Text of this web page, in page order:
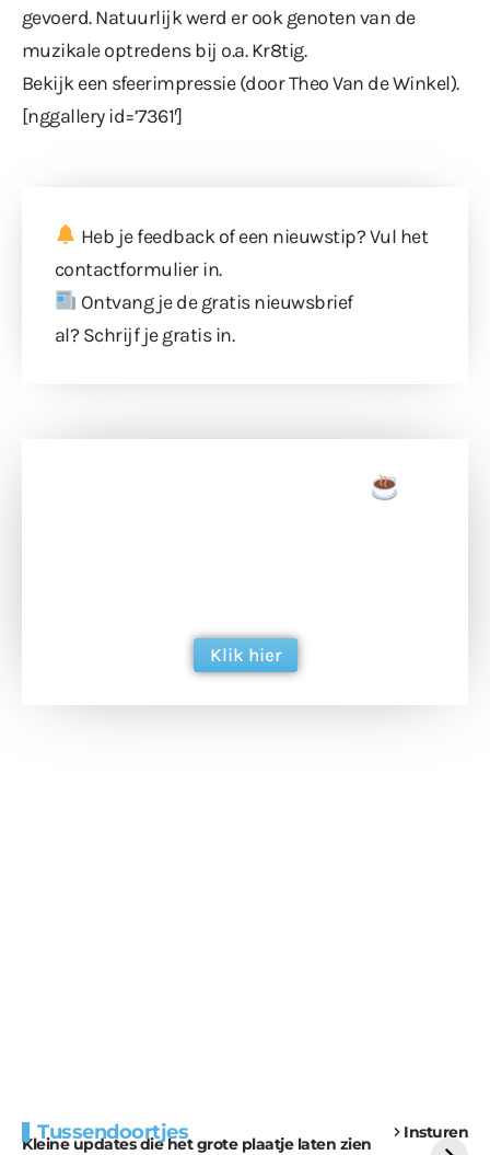
gevoerd. Natuurlijk werd er ook genoten van de
muzikale optredens bij o.a. Kr8tig.
Bekijk een sfeerimpressie (door Theo Van de Winkel).
[nggallery id=’7361′]
Heb je feedback of een nieuwstip? Vul het
contactformulierin.
Ontvang je de gratis nieuwsbrief
al? Schrijf je gratis in.
Klik hier
Tussendoortjes Insturen
Kleine updates die het grote plaatje laten zien
voor kabouters
uitdaging